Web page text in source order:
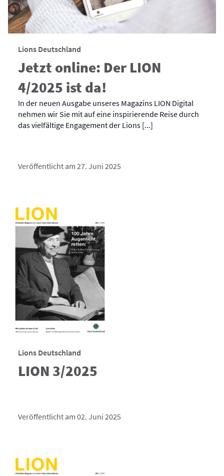
Lions Deutschland
Jetzt online: Der LION
4/2025 ist da!
In der neuen Ausgabe unseres Magazins LION Digital
nehmen wir Sie mit auf eine inspirierende Reise durch
das vielfältige Engagement der Lions [...]
Veröffentlicht am 27. Juni 2025
Lions Deutschland
LION 3/2025
Veröffentlicht am 02. Juni 2025